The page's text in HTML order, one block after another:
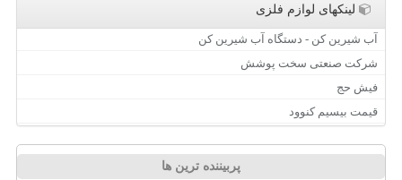
لینکهای لوازم فلزی
آب شیرین کن - دستگاه آب شیرین کن
شرکت صنعتی سخت پوشش
فیش حج
قیمت بیسیم کنوود
پربیننده ترین ها